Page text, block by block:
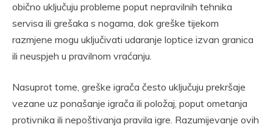
obično uključuju probleme poput nepravilnih tehnika
servisa ili grešaka s nogama, dok greške tijekom
razmjene mogu uključivati udaranje loptice izvan granica
ili neuspjeh u pravilnom vraćanju.
Nasuprot tome, greške igrača često uključuju prekršaje
vezane uz ponašanje igrača ili položaj, poput ometanja
protivnika ili nepoštivanja pravila igre. Razumijevanje ovih